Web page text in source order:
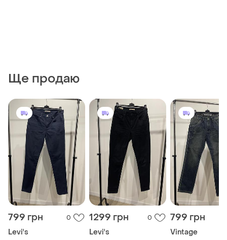
Ще продаю
799 грн 0
Levi's
1299 грн 0
Levi's
799 грн
Vintage